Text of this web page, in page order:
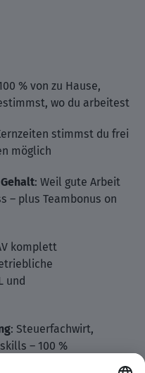
% von zu Hause,
wo du arbeitest
stimmst du frei
möglich
: Weil gute Arbeit
– plus Teambonus on
komplett
und
: Steuerfachwirt,
– 100 %